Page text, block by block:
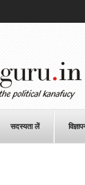
सदस्यता लें